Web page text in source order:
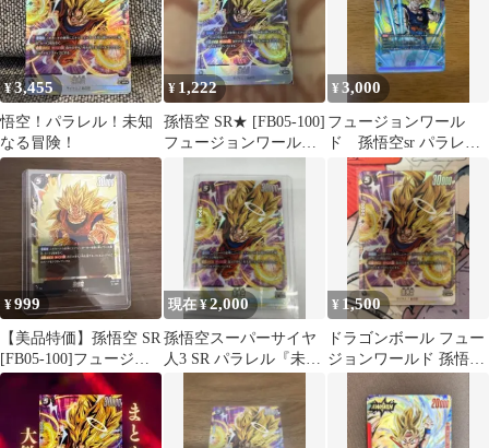
¥3,455
悟空！パラレル！未知
なる冒険！
¥ 1,222
孫悟空 SR★ [FB05-100]
フュージョンワールド
¥3,000
フュージョンワール
ド 孫悟空sr パラレル
FB05-030 未知なる冒険
¥999
【美品特価】孫悟空 SR
[FB05-100]フュージョ
ンワールド未知なる冒
現在 ¥2,000
孫悟空スーパーサイヤ
人3 SR パラレル『未知
なる冒険』 FB05-100
¥ 1,500
ドラゴンボール フュー
ジョンワールド 孫悟空